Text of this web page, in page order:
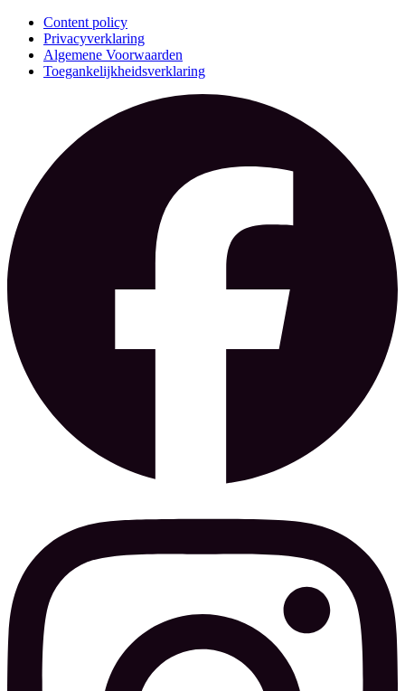
Content policy
Privacyverklaring
Algemene Voorwaarden
Toegankelijkheidsverklaring